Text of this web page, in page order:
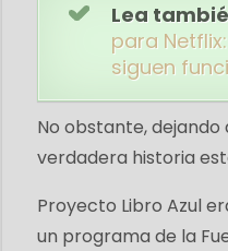
Lea
para
siguen
No obstante,
verdadera historia
Proyecto Libro Azul
un programa de la